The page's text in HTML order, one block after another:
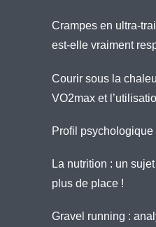
Crampes en ultra-
est-elle vraiment
Courir sous la
VO2max et
Profil psychologique
La nutrition : un
plus de place !
Gravel running :